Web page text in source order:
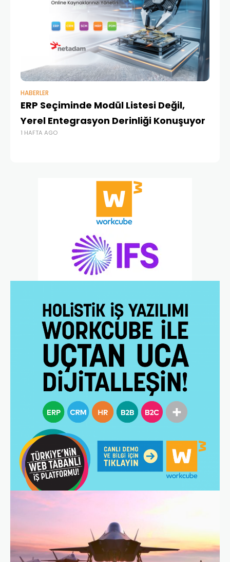
HABERLER
ERP Seçiminde Modül Listesi Değil,
Yerel Entegrasyon Derinliği Konuşuyor
1 HAFTA AGO